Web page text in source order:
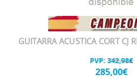
GUITARRA ACUSTICA CORT CJ
PVP: 342,98€
285,00€